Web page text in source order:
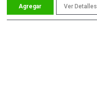
Ver Detalles